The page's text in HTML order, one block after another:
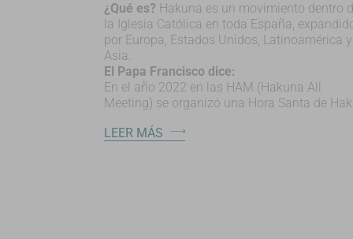
¿Qué es? Hakuna es un movimiento dentro
la Iglesia Católica en toda España,
por Europa, Estados Unidos, Latinoamérica y
Asia.
El Papa Francisco dice:
En el año 2022 en las HAM (Hakuna All
Meeting) se organizó una Hora Santa de Hak
LEER MÁS